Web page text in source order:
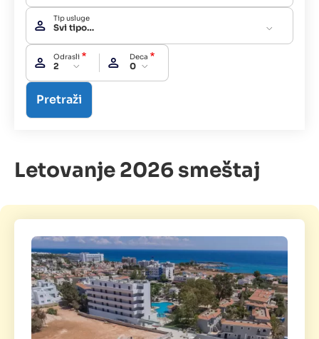
Tip usluge
Svi tipovi usluga
Odrasli
2
Deca
0
Letovanje 2026 smeštaj